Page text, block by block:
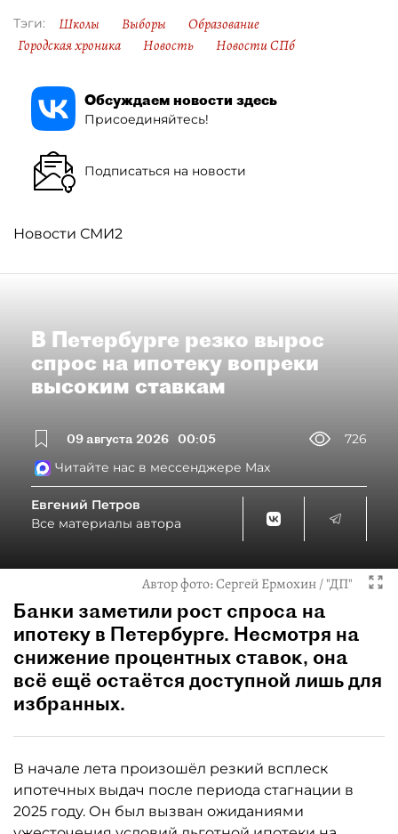
Тэги: Школы Выборы
Образование
Городская хроника
Новость Новости СПб
Обсуждаем новости здесь
Присоединяйтесь!
Подписаться на новости
Новости СМИ2
В Петербурге резко вырос
спрос на ипотеку вопреки
высоким ставкам
09 августа 2026 00:05
726
Читайте нас в мессенджере Max
Евгений Петров
Все материалы автора
Автор фото:Сергей Ермохин / "ДП"
Банки заметили рост спроса на
ипотеку в Петербурге. Несмотря на
снижение процентных ставок, она
всё ещё остаётся доступной лишь для
избранных.
В начале лета произошёл резкий всплеск
ипотечных выдач после периода стагнации в
2025 году. Он был вызван ожиданиями